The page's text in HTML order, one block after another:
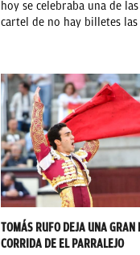
hoy se celebraba una de
cartel de no hay billetes
TOMÁS RUFO DEJA UNA
CORRIDA DE EL PARRALEJO